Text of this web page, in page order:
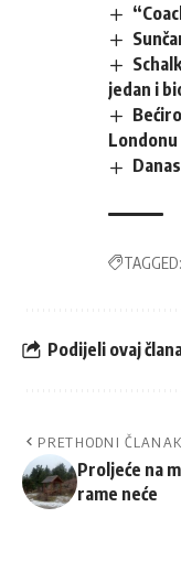
jedan i
Londonu
TAGGED:
Podijeli ovaj
PRETHODNI ČLANAK
Proljeće na
rame neće